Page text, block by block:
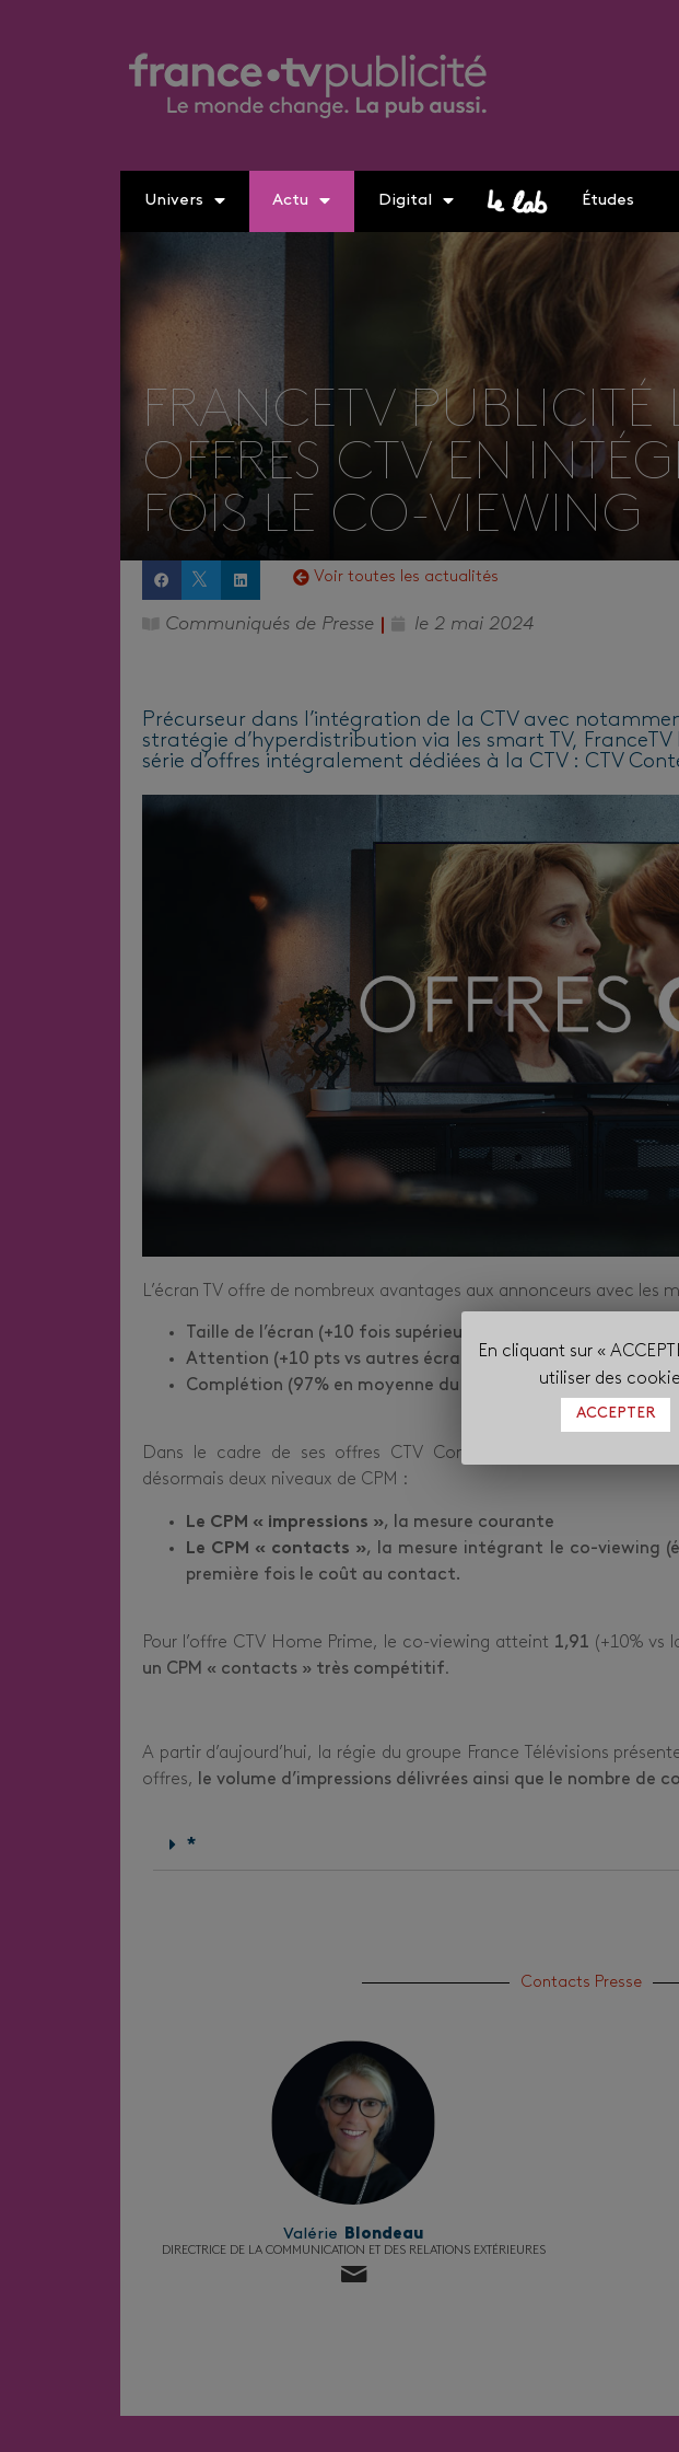
Univers Actu Digital Études
FRANCETV PUBLICITÉ
OFFRES CTV EN
FOIS LE CO-VIEWING
Voir toutes les actualités
Communiqués de Presse le 2 mai 2024
Précurseur dans l’intégration de la CTV avec
stratégie d’hyperdistribution via les smart TV,
série d’offres intégralement dédiées à la CTV : CTV
L’écran TV offre de nombreux avantages aux annonceurs avec les
Taille de l’écran (+10 fois supérieure à celle d’un
Attention (+10 pts vs autres écrans digitaux)
Complétion (97% en moyenne du secteur)
Dans le cadre de ses offres CTV Context, CTV Data et CTV
désormais deux niveaux de CPM :
Le CPM « impressions », la mesure courante
Le CPM « contacts », la mesure intégrant le co-viewing
première fois le coût au contact.
Pour l’offre CTV Home Prime, le co-viewing atteint 1,91 (+10% vs
un CPM « contacts » très compétitif.
A partir d’aujourd’hui, la régie du groupe France Télévisions
offres,
le volume d’impressions délivrées ainsi que le nombre de
*
Contacts Presse
Valérie Blondeau
DIRECTRICE DE LA COMMUNICATION ET DES RELATIONS EXTÉRIEURES
En cliquant sur «
utiliser des
ACCEPTER